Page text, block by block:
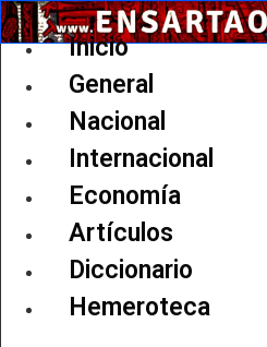
Ir
al
Inicio
General
Nacional
Internacional
Economía
Artículos
Diccionario
Hemeroteca